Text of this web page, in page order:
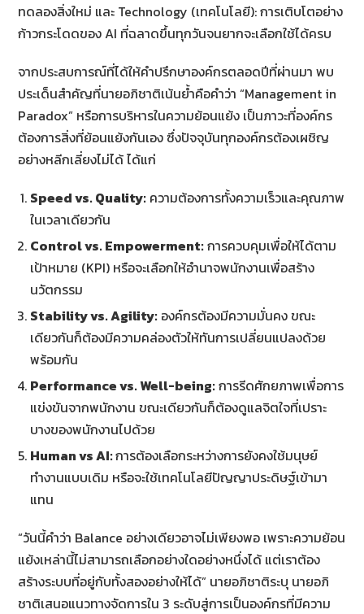
ทดลองสิ่งใหม่ และ Technology (เทคโนโลยี): การเติบโตอย่าง
ก้าวกระโดดของ AI ที่ฉลาดขึ้นทุกวันจนยากจะเลือกใช้ได้ครบ
จากประสบการณ์ที่ได้ให้คำปรึกษาองค์กรตลอดปีที่ผ่านมา พบ
ประเด็นสำคัญที่นายอภิชาติเน้นย้ำคือคำว่า “Management in
Paradox” หรือการบริหารในความย้อนแย้ง เป็นภาวะที่องค์กร
ต้องการสิ่งที่ย้อนแย้งกันเอง ซึ่งปัจจุบันทุกองค์กรต้องเผชิญ
อย่างหลีกเลี่ยงไม่ได้ ได้แก่
Speed vs. Quality: ความต้องการทั้งความเร็วและคุณภาพ
ในเวลาเดียวกัน
Control vs. Empowerment:การควบคุมเพื่อให้ได้ตาม
เป้าหมาย (KPI) หรือจะเลือกให้อำนาจพนักงานเพื่อสร้าง
นวัตกรรม
Stability vs. Agility: องค์กรต้องมีความมั่นคง ขณะ
เดียวกันก็ต้องมีความคล่องตัวให้ทันการเปลี่ยนแปลงด้วย
พร้อมกัน
Performance vs. Well-being:การรีดศักยภาพเพื่อการ
แข่งขันจากพนักงาน ขณะเดียวกันก็ต้องดูแลจิตใจที่เปราะ
บางของพนักงานไปด้วย
Human vs AI:การต้องเลือกระหว่างการยังคงใช้มนุษย์
ทำงานแบบเดิม หรือจะใช้เทคโนโลยีปัญญาประดิษฐ์เข้ามา
แทน
“วันนี้คำว่า Balance อย่างเดียวอาจไม่เพียงพอ เพราะความย้อน
แย้งเหล่านี้ไม่สามารถเลือกอย่างใดอย่างหนึ่งได้ แต่เราต้อง
สร้างระบบที่อยู่กับทั้งสองอย่างให้ได้” นายอภิชาติระบุ นายอภิ
ชาติเสนอแนวทางจัดการใน 3 ระดับสู่การเป็นองค์กรที่มีความ